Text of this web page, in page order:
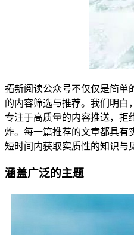
拓新阅读公众号不仅仅是简单
的内容筛选与推荐。我们明白
专注于高质量的内容推送，拒
炸。每一篇推荐的文章都具有
短时间内获取实质性的知识与
涵盖广泛的主题